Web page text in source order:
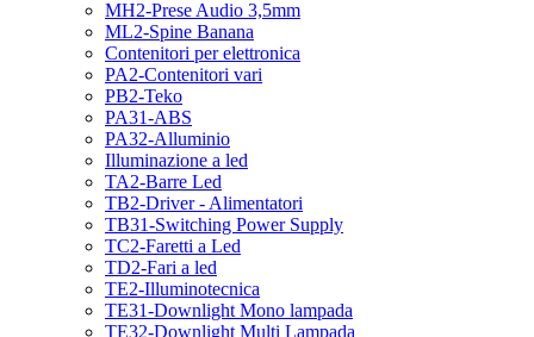
MH2-Prese Audio 3,5mm
ML2-Spine Banana
Contenitori per elettronica
PA2-Contenitori vari
PB2-Teko
PA31-ABS
PA32-Alluminio
Illuminazione a led
TA2-Barre Led
TB2-Driver - Alimentatori
TB31-Switching Power Supply
TC2-Faretti a Led
TD2-Fari a led
TE2-Illuminotecnica
TE31-Downlight Mono lampada
TE32-Downlight Multi Lampada